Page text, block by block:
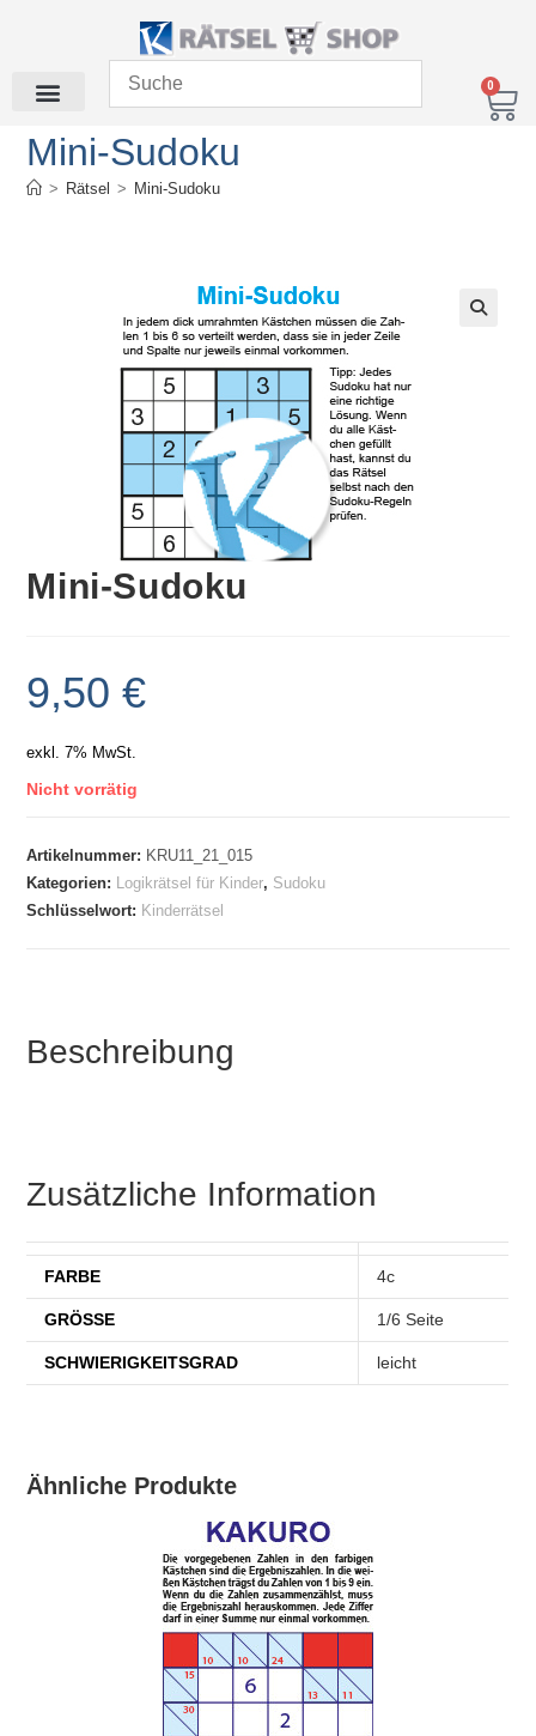
0
Mini-Sudoku
> Rätsel > Mini-Sudoku
Mini-Sudoku
9,50€
exkl. 7% MwSt.
Nicht vorrätig
Artikelnummer: KRU11_21_015
Kategorien: Logikrätsel für Kinder, Sudoku
Schlüsselwort: Kinderrätsel
Beschreibung
Zusätzliche Information
FARBE 4c
GRÖSSE 1/6 Seite
SCHWIERIGKEITSGRAD leicht
Ähnliche Produkte